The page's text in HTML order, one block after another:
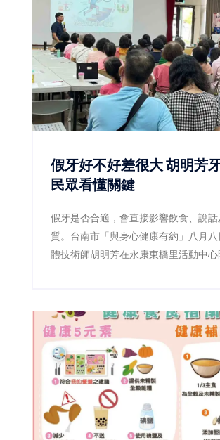
假牙好不好差很大 胡明芳牙技師帶
民眾看懂關鍵
假牙是否合適，會直接影響飲食、說話
質。台南市「與身心健康有約」八月
體技術師胡明芳在永康東橋里活動中